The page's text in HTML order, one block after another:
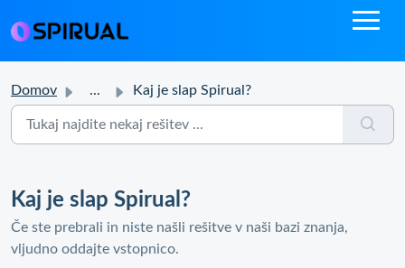
Domov ... Kaj je slap Spirual?
Kaj je slap Spirual?
Če ste prebrali in niste našli rešitve v naši bazi znanja,
vljudno oddajte vstopnico.